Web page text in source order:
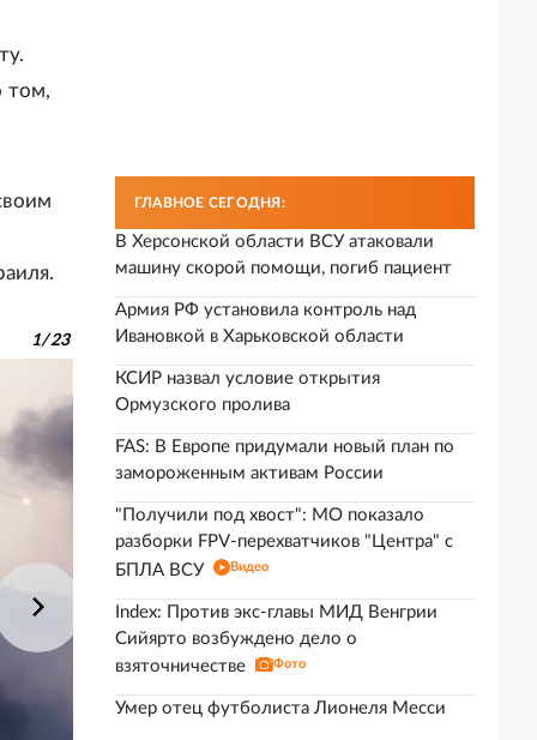
том,
1/23
ГЛАВНОЕ СЕГОДНЯ:
В Херсонской области ВСУ атаковали
машину скорой помощи, погиб пациент
Армия РФ установила контроль над
Ивановкой в Харьковской области
КСИР назвал условие открытия
Ормузского пролива
FAS: В Европе придумали новый план по
замороженным активам России
"Получили под хвост": МО показало
разборки FPV-перехватчиков "Центра" с
БПЛА ВСУ
Видео
Index: Против экс-главы МИД Венгрии
Сийярто возбуждено дело о
взяточничестве
Фото
Умер отец футболиста Лионеля Месси